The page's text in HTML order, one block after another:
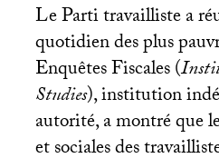
Le Parti travailliste a
quotidien des plus
Enquêtes Fiscales (
Studies), institution
autorité, a montré que
et sociales des